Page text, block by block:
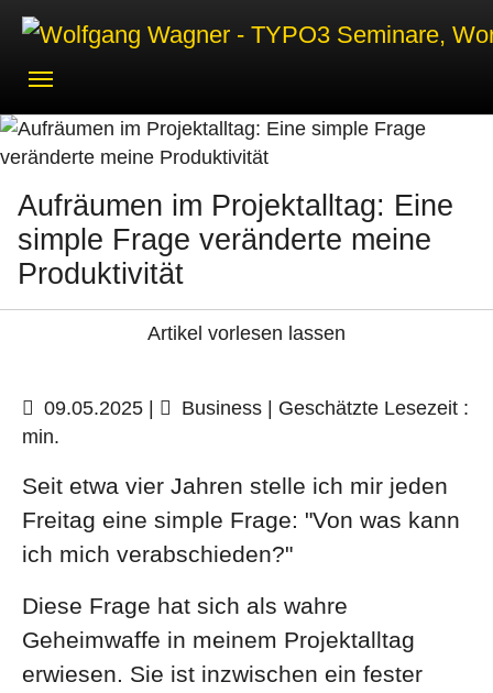
Skip to main navigation
Skip to main content
Skip to page footer
Aufräumen im Projektalltag: Eine
simple Frage veränderte meine
Produktivität
Artikel vorlesen lassen
09.05.2025 | Business | Geschätzte Lesezeit :
min.
Seit etwa vier Jahren stelle ich mir jeden
Freitag eine simple Frage: "Von was kann
ich mich verabschieden?"
Diese Frage hat sich als wahre
Geheimwaffe in meinem Projektalltag
erwiesen. Sie ist inzwischen ein fester